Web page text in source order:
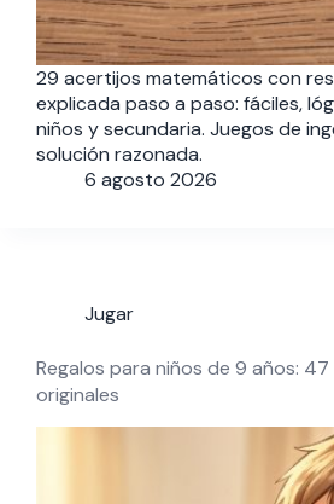
29 acertijos matemáticos con
explicada paso a paso: fáciles,
niños y secundaria. Juegos de
solución razonada.
6 agosto 2026
Jugar
Regalos para niños de 9 años: 47
originales